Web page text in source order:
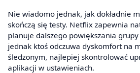
Nie wiadomo jednak, jak dokładnie
skończą się testy. Netflix zapewnia
planuje dalszego powiększania grupy
jednak ktoś odczuwa dyskomfort na
śledzonym, najlepiej skontrolować
aplikacji w ustawieniach.